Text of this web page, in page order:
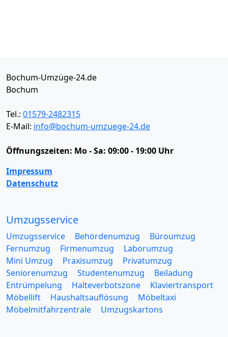
Bochum-Umzüge-24.de
Bochum
Tel.: 01579-2482315
E-Mail: info@bochum-umzuege-24.de
Öffnungszeiten: Mo - Sa: 09:00 - 19:00 Uhr
Impressum
Datenschutz
Umzugsservice
Umzugsservice Behördenumzug
Büroumzug
Fernumzug
Firmenumzug
Laborumzug
Mini Umzug
Praxisumzug
Privatumzug
Seniorenumzug
Studentenumzug
Beiladung
Entrümpelung
Halteverbotszone
Klaviertransport
Möbellift
Haushaltsauflösung
Möbeltaxi
Möbelmitfahrzentrale
Umzugskartons